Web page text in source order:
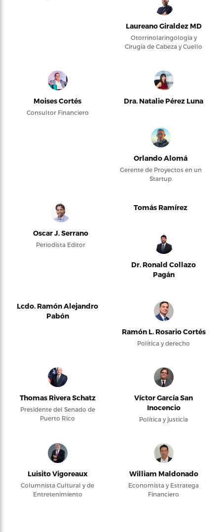
Laureano Giraldez MD
Otorrinolaringología y
Cirugía de Cabeza y Cuello
Moises Cortés
Consultor Financiero
Dra. Natalie Pérez Luna
Orlando Alomá
Gerente de Proyectos en un
Startup
Oscar J. Serrano
Periodista Editor
Tomás Ramírez
Dr. Ronald Collazo
Pagán
Lcdo. Ramón Alejandro
Pabón
Ramón L. Rosario Cortés
Política y derecho
Thomas Rivera Schatz
Presidente del Senado de
Puerto Rico
Víctor García San
Inocencio
Política y justicia
Luisito Vigoreaux
Columnista Cultural y de
Entretenimiento
William Maldonado
Economista y Estratega
Financiero